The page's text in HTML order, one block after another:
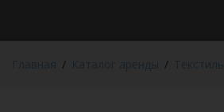
Главная Каталог аренды Текстиль